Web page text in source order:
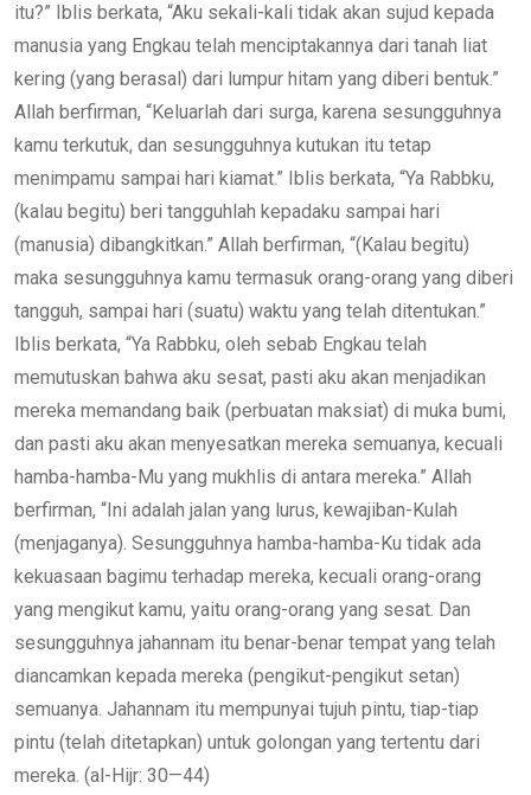
itu?” Iblis berkata, “Aku sekali-kali tidak akan sujud kepada
manusia yang Engkau telah menciptakannya dari tanah liat
kering (yang berasal) dari lumpur hitam yang diberi bentuk.”
Allah berfirman, “Keluarlah dari surga, karena sesungguhnya
kamu terkutuk, dan sesungguhnya kutukan itu tetap
menimpamu sampai hari kiamat.” Iblis berkata, “Ya Rabbku,
(kalau begitu) beri tangguhlah kepadaku sampai hari
(manusia) dibangkitkan.” Allah berfirman, “(Kalau begitu)
maka sesungguhnya kamu termasuk orang-orang yang diberi
tangguh, sampai hari (suatu) waktu yang telah ditentukan.”
Iblis berkata, “Ya Rabbku, oleh sebab Engkau telah
memutuskan bahwa aku sesat, pasti aku akan menjadikan
mereka memandang baik (perbuatan maksiat) di muka bumi,
dan pasti aku akan menyesatkan mereka semuanya, kecuali
hamba-hamba-Mu yang mukhlis di antara mereka.” Allah
berfirman, “Ini adalah jalan yang lurus, kewajiban-Kulah
(menjaganya). Sesungguhnya hamba-hamba-Ku tidak ada
kekuasaan bagimu terhadap mereka, kecuali orang-orang
yang mengikut kamu, yaitu orang-orang yang sesat. Dan
sesungguhnya jahannam itu benar-benar tempat yang telah
diancamkan kepada mereka (pengikut-pengikut setan)
semuanya. Jahannam itu mempunyai tujuh pintu, tiap-tiap
pintu (telah ditetapkan) untuk golongan yang tertentu dari
mereka. (al-Hijr: 30—44)